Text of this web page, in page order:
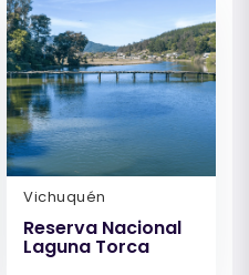
Vichuquén
Reserva Nacional
Laguna Torca